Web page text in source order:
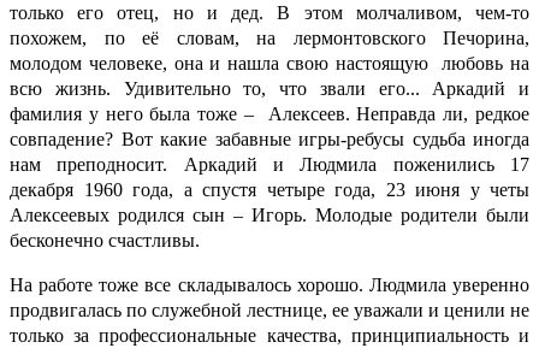
только его отец, но и дед. В этом молчаливом, чем-то
похожем, по её словам, на лермонтовского Печорина,
молодом человеке, она и нашла свою настоящую любовь на
всю жизнь. Удивительно то, что звали его... Аркадий и
фамилия у него была тоже – Алексеев. Неправда ли, редкое
совпадение? Вот какие забавные игры-ребусы судьба иногда
нам преподносит. Аркадий и Людмила поженились 17
декабря 1960 года, а спустя четыре года, 23 июня у четы
Алексеевых родился сын – Игорь. Молодые родители были
бесконечно счастливы.
На работе тоже все складывалось хорошо. Людмила уверенно
продвигалась по служебной лестнице, ее уважали и ценили не
только за профессиональные качества, принципиальность и